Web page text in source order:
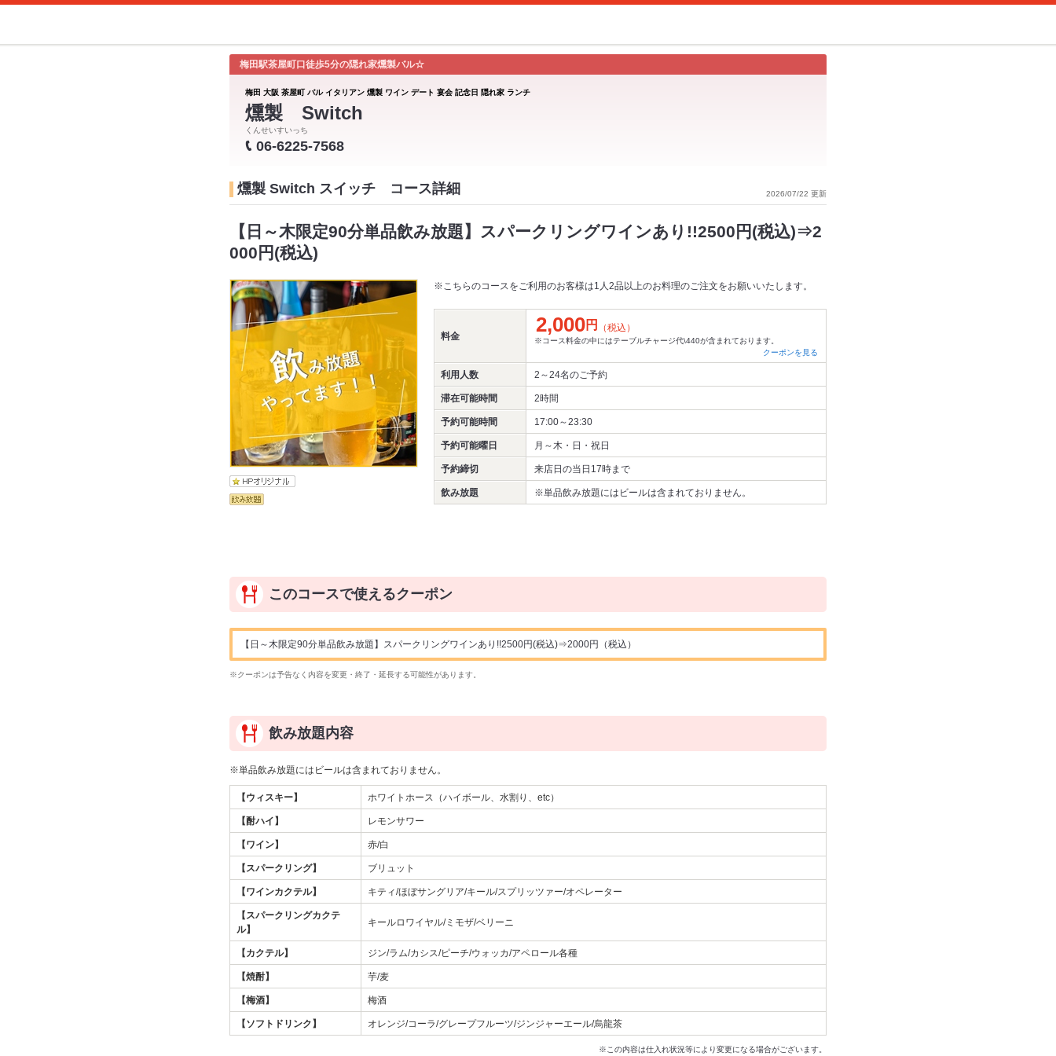
梅田駅茶屋町口徒歩5分の隠れ家燻製バル☆
梅田 大阪 茶屋町 バル イタリアン 燻製 ワイン デート 宴会 記念日 隠れ家 ランチ
燻製 Switch
くんせいすいっち
06-6225-7568
2026/07/22 更新
燻製 Switch スイッチ コース詳細
【日～木限定90分単品飲み放題】スパークリングワインあり!!2500円(税込)⇒2
000円(税込)
※こちらのコースをご利用のお客様は1人2品以上のお料理のご注文をお願いいたします。
料金 2,000円 （税込）
※コース料金の中にはテーブルチャージ代\440が含まれております。
クーポンを見る
利用人数 2～24名のご予約
滞在可能時間 2時間
予約可能時間 17:00～23:30
予約可能曜日 月～木・日・祝日
予約締切 来店日の当日17時まで
飲み放題 ※単品飲み放題にはビールは含まれておりません。
このコースで使えるクーポン
【日～木限定90分単品飲み放題】スパークリングワインあり!!2500円(税込)⇒2000円（税込）
※クーポンは予告なく内容を変更・終了・延長する可能性があります。
飲み放題内容
※単品飲み放題にはビールは含まれておりません。
【ウィスキー】 ホワイトホース（ハイボール、水割り、etc）
【酎ハイ】 レモンサワー
【ワイン】 赤/白
【スパークリング】 ブリュット
【ワインカクテル】 キティ/ほぼサングリア/キール/スプリッツァー/オペレーター
【スパークリングカクテ
ル】
キールロワイヤル/ミモザ/ベリーニ
【カクテル】 ジン/ラム/カシス/ピーチ/ウォッカ/アペロール各種
【焼酎】 芋/麦
【梅酒】 梅酒
【ソフトドリンク】 オレンジ/コーラ/グレープフルーツ/ジンジャーエール/烏龍茶
※この内容は仕入れ状況等により変更になる場合がございます。